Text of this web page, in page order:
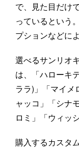
で、見た目だけ
っているという
プションなどに
選べるサンリオ
は、「ハローキ
ララ)」「マイメ
ャッコ」「シナ
ロミ」「ウィッ
購入するカスタ